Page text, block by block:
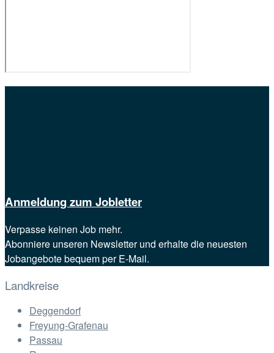
Anmeldung zum Jobletter
Verpasse keinen Job mehr.
Abonniere unseren Newsletter und erhalte die neuesten
Jobangebote bequem per E-Mail.
Landkreise
Deggendorf
Freyung-Grafenau
Passau